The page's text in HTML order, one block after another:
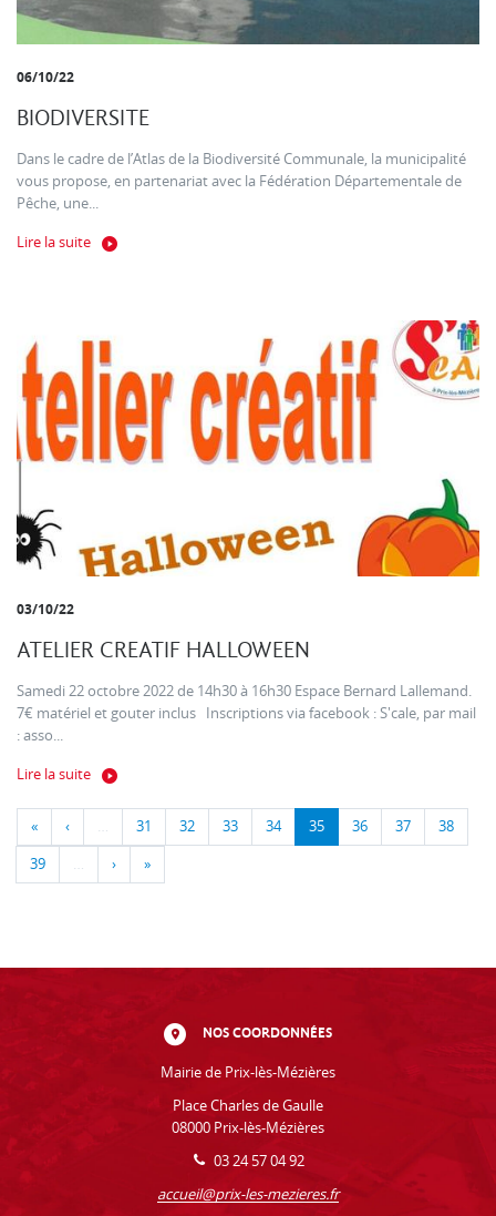
06/10/22
BIODIVERSITE
Dans le cadre de l’Atlas de la Biodiversité Communale, la municipalité
vous propose, en partenariat avec la Fédération Départementale de
Pêche, une...
Lire la suite
03/10/22
ATELIER CREATIF HALLOWEEN
Samedi 22 octobre 2022 de 14h30 à 16h30 Espace Bernard Lallemand.
7€ matériel et gouter inclus Inscriptions via facebook : S'cale, par mail
: asso...
Lire la suite
« ‹ … 31 32 33 34 35 36 37 38
39 … › »
NOS COORDONNÉES
Mairie de Prix-lès-Mézières
Place Charles de Gaulle
08000 Prix-lès-Mézières
03 24 57 04 92
accueil@prix-les-mezieres.fr